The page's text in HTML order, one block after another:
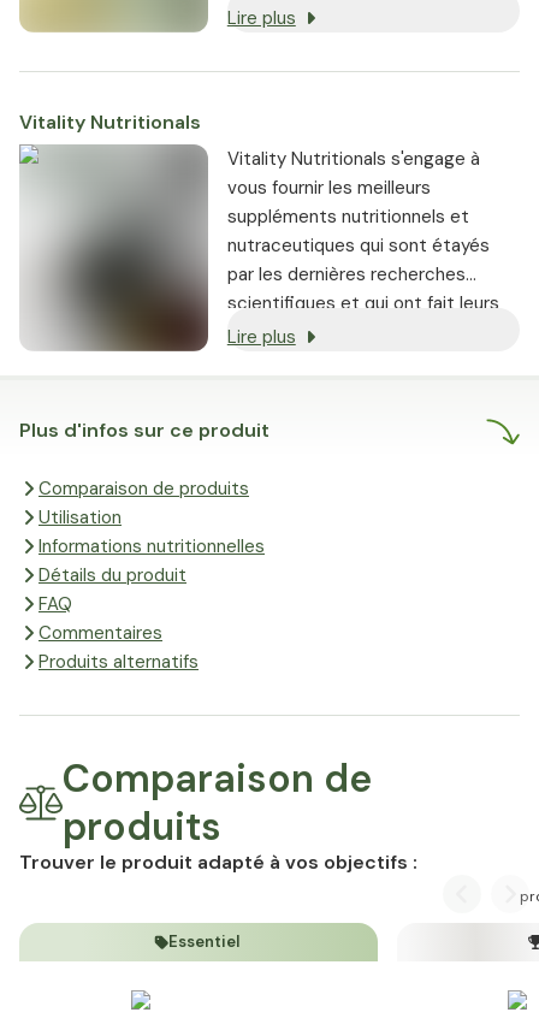
les plus réputés.
Lire plus
Plus d'infos sur ce produit
Comparaison de produits
Utilisation
Informations nutritionnelles
Détails du produit
FAQ
Commentaires
Produits alternatifs
Comparaison de
produits
Trouver le produit adapté à vos objectifs :
Essentiel
Vitality Nutritionals
Vitality Nutritionals s'engage à
vous fournir les meilleurs
suppléments nutritionnels et
nutraceutiques qui sont étayés
par les dernières recherches
scientifiques et qui ont fait leurs
preuves.
Lire plus